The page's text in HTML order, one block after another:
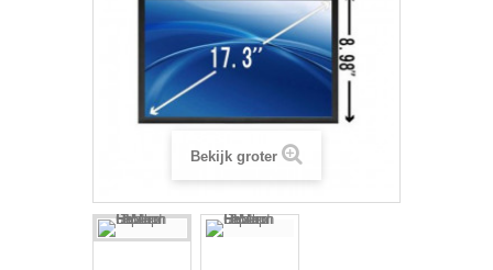
Bekijk groter